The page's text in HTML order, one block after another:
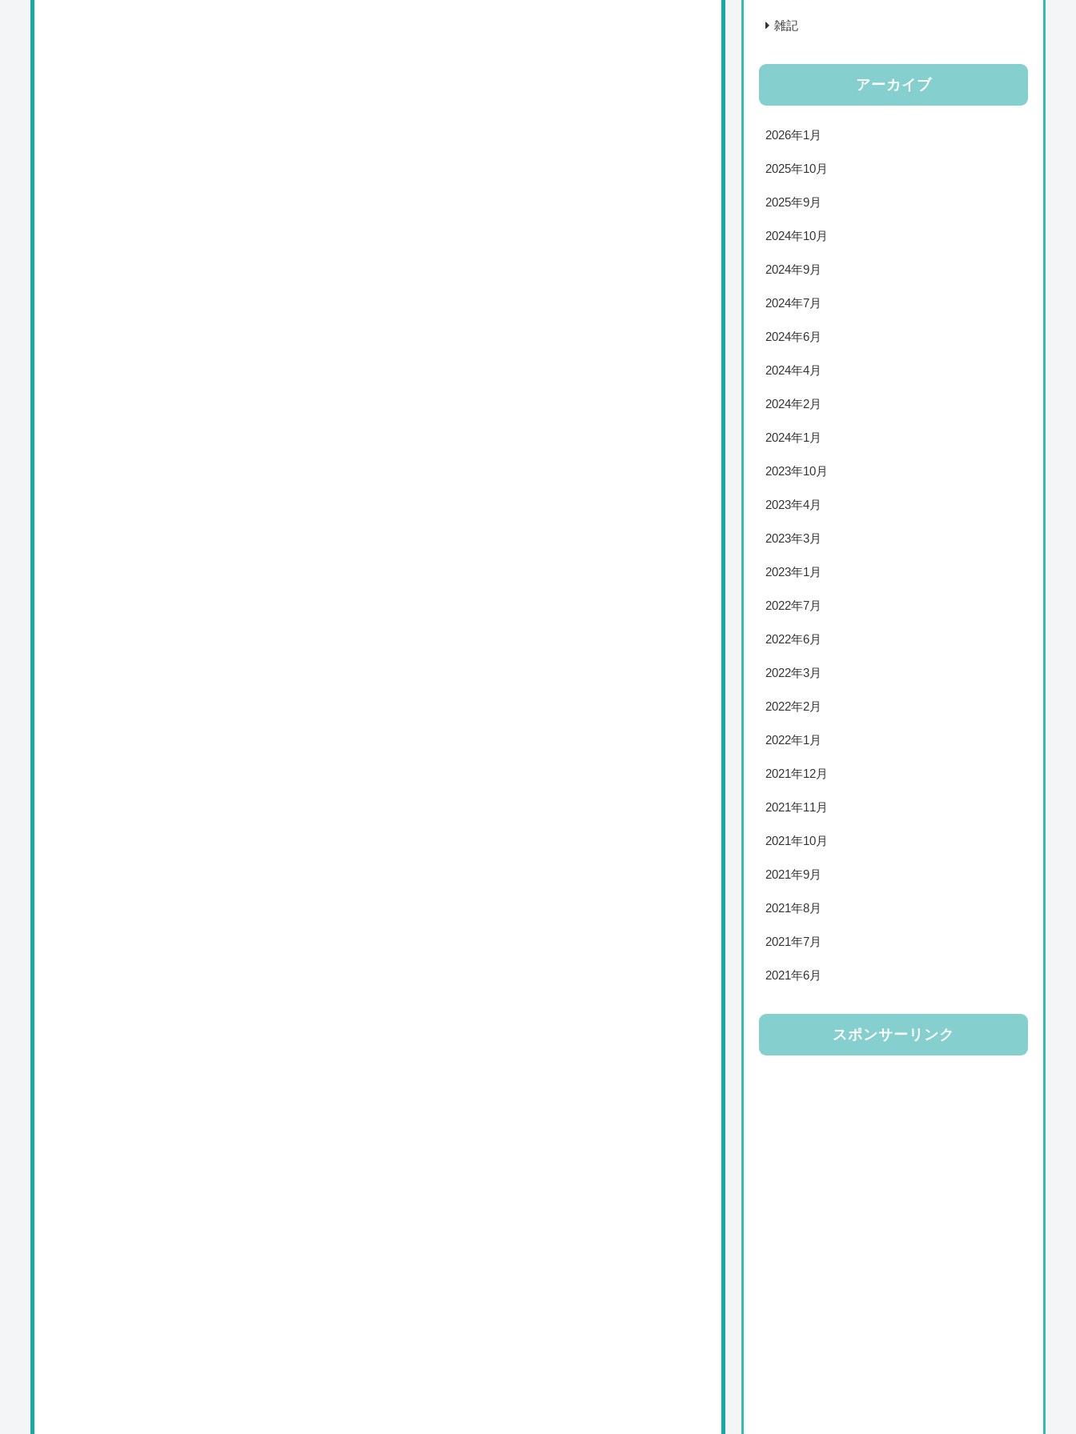
雑記
アーカイブ
2026年1月
2025年10月
2025年9月
2024年10月
2024年9月
2024年7月
2024年6月
2024年4月
2024年2月
2024年1月
2023年10月
2023年4月
2023年3月
2023年1月
2022年7月
2022年6月
2022年3月
2022年2月
2022年1月
2021年12月
2021年11月
2021年10月
2021年9月
2021年8月
2021年7月
2021年6月
スポンサーリンク